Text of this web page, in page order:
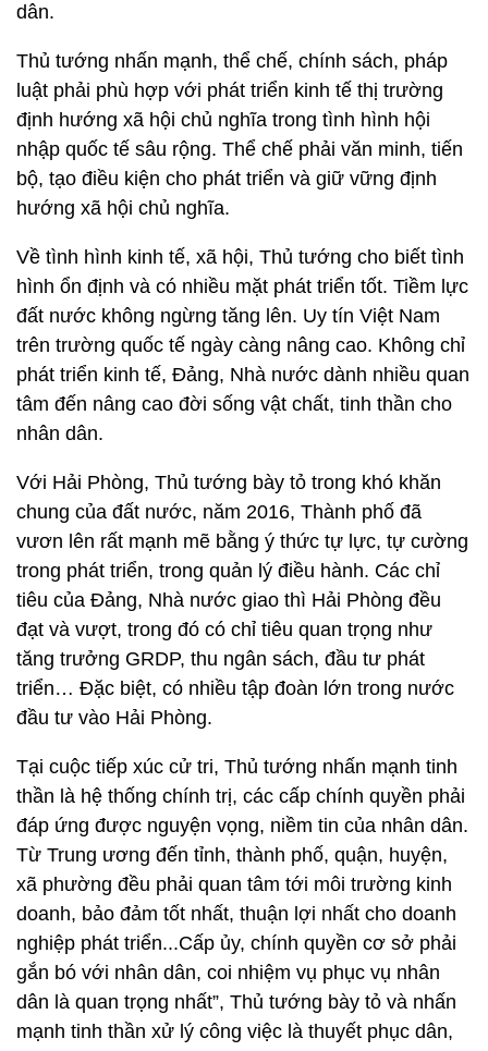
dân.
Thủ tướng nhấn mạnh, thể chế, chính sách, pháp
luật phải phù hợp với phát triển kinh tế thị trường
định hướng xã hội chủ nghĩa trong tình hình hội
nhập quốc tế sâu rộng. Thể chế phải văn minh, tiến
bộ, tạo điều kiện cho phát triển và giữ vững định
hướng xã hội chủ nghĩa.
Về tình hình kinh tế, xã hội, Thủ tướng cho biết tình
hình ổn định và có nhiều mặt phát triển tốt. Tiềm lực
đất nước không ngừng tăng lên. Uy tín Việt Nam
trên trường quốc tế ngày càng nâng cao. Không chỉ
phát triển kinh tế, Đảng, Nhà nước dành nhiều quan
tâm đến nâng cao đời sống vật chất, tinh thần cho
nhân dân.
Với Hải Phòng, Thủ tướng bày tỏ trong khó khăn
chung của đất nước, năm 2016, Thành phố đã
vươn lên rất mạnh mẽ bằng ý thức tự lực, tự cường
trong phát triển, trong quản lý điều hành. Các chỉ
tiêu của Đảng, Nhà nước giao thì Hải Phòng đều
đạt và vượt, trong đó có chỉ tiêu quan trọng như
tăng trưởng GRDP, thu ngân sách, đầu tư phát
triển… Đặc biệt, có nhiều tập đoàn lớn trong nước
đầu tư vào Hải Phòng.
Tại cuộc tiếp xúc cử tri, Thủ tướng nhấn mạnh tinh
thần là hệ thống chính trị, các cấp chính quyền phải
đáp ứng được nguyện vọng, niềm tin của nhân dân.
Từ Trung ương đến tỉnh, thành phố, quận, huyện,
xã phường đều phải quan tâm tới môi trường kinh
doanh, bảo đảm tốt nhất, thuận lợi nhất cho doanh
nghiệp phát triển...Cấp ủy, chính quyền cơ sở phải
gắn bó với nhân dân, coi nhiệm vụ phục vụ nhân
dân là quan trọng nhất”, Thủ tướng bày tỏ và nhấn
mạnh tinh thần xử lý công việc là thuyết phục dân,